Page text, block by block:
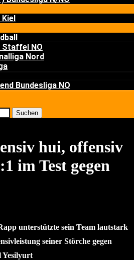
Staffel NO
Nord
Bundesliga NO
Suchen
hui, offensiv
im Test gegen
unterstützte sein Team lautstark
seiner Störche gegen
Yesilyurt